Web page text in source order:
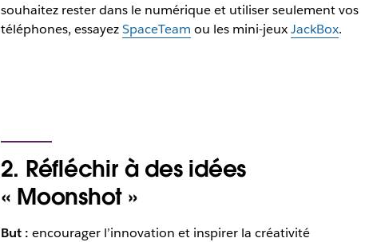
souhaitez rester dans le numérique et utiliser seulement vos
téléphones, essayezSpaceTeam ou les mini-jeuxJackBox.
2. Réfléchir à des idées
« Moonshot »
But : encourager l’innovation et inspirer la créativité